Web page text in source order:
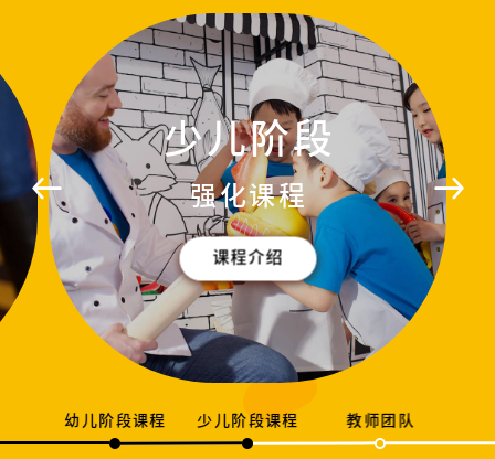
少儿阶段
强化课程
课程介绍
幼儿阶段课程 少儿阶段课程 教师团队